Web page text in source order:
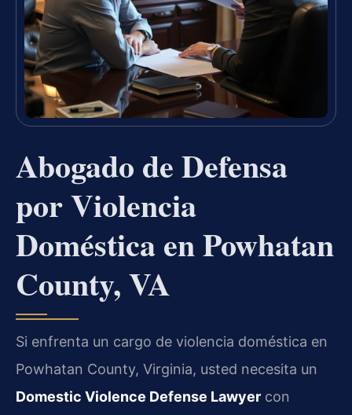
Abogado de Defensa
por Violencia
Doméstica en Powhatan
County, VA
Si enfrenta un cargo de violencia doméstica en
Powhatan County, Virginia, usted necesita un
Domestic Violence Defense Lawyer con